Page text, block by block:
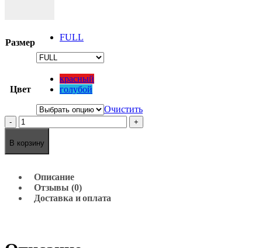
Размер
FULL
Цвет
красный
голубой
Очистить
- +
В корзину
Описание
Отзывы (0)
Доставка и оплата